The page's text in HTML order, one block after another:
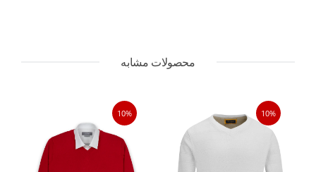
محصولات مشابه
10%
10%